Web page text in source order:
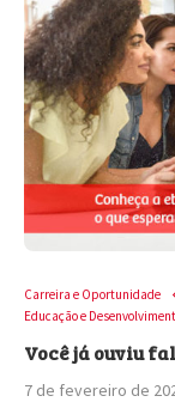
Carreira e Oportunidade
Educação e
Você já ouviu
7 de fevereiro de